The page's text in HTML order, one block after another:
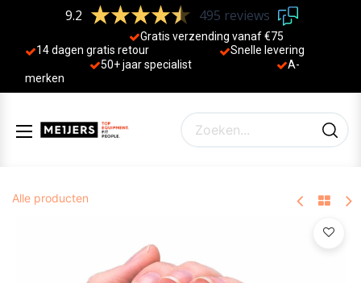
9.2 495 reviews
Gratis verzending vanaf €75
14 dagen gratis retour
Sne lle levering
50+ jaar specialist
A-
merken
Alle producten